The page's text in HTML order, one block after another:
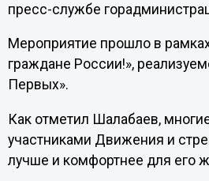
пресс-службе
Мероприятие прошло в
граждане России!»,
Первых».
Как отметил Шалабаев,
участниками Движения и
лучше и комфортнее для его